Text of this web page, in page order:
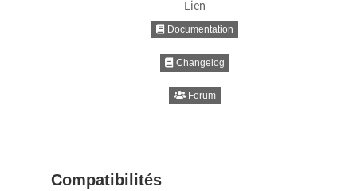
Lien
Documentation
Changelog
Forum
Compatibilités